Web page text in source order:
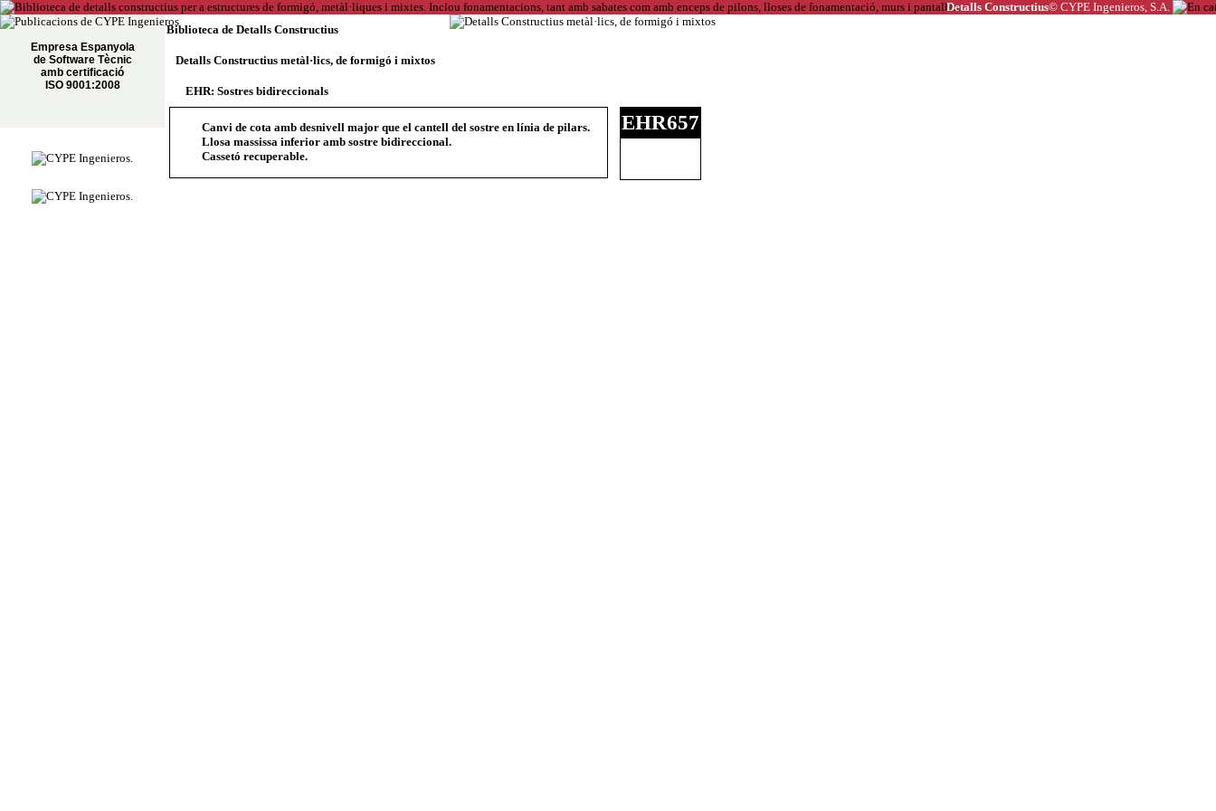
Detalls Constructius© CYPE Ingenieros, S.A.
Empresa Espanyola
de Software Tècnic
amb certificació
ISO 9001:2008
Biblioteca de Detalls Constructius
Detalls Constructius metàl·lics, de formigó i mixtos
EHR: Sostres bidireccionals
Canvi de cota amb desnivell major que el cantell del sostre en línia de pilars.
Llosa massissa inferior amb sostre bidireccional.
Cassetó recuperable.
EHR657